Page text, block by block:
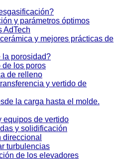
y parámetros óptimos
AdTech
y mejores prácticas de
la porosidad?
de los poros
de relleno
y vertido de
la carga hasta el molde.
equipos de vertido
y solidificación
turbulencias
de los elevadores